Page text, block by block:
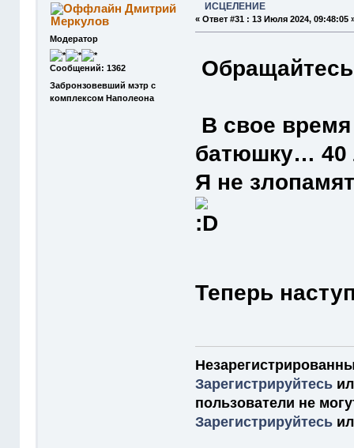
Дмитрий
Меркулов
Модератор
Сообщений: 1362
Забронзовевший мэтр с
комплексом Наполеона
ИСЦЕЛЕНИЕ
«Ответ #31 : 13 Июля 2024, 09:48:05
В свое
батюшку…
Я не
Теперь
Зарегистрируйтесь
пользователи не
Зарегистрируйтесь